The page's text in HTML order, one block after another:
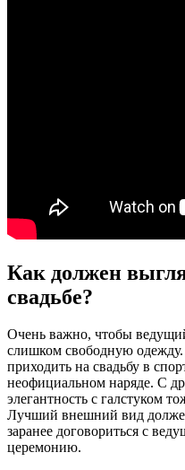
Как должен
свадьбе?
Очень важно, чтобы
слишком свободную
приходить на свадьбу в
неофициальном наряде. С
элегантность с галстуком
Лучший внешний вид
заранее договориться с
церемонию.